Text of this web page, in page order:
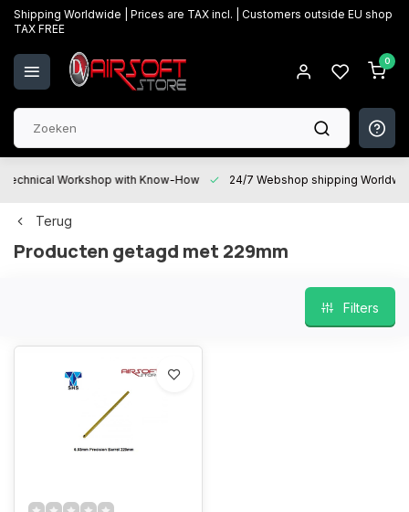
Shipping Worldwide | Prices are TAX incl. | Customers outside EU shop
TAX FREE
0
Technical Workshop with Know-How 24/7 Webshop shipping
Terug
Producten getagd met 229mm
Filters